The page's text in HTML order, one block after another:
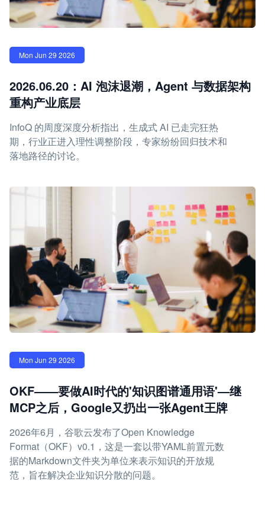
Mon Jun 29 2026
2026.06.20：AI 泡沫退潮，Agent 与数据架构
重构产业底层
InfoQ 的周度深度分析指出，生成式 AI 已走完狂热
期，行业正进入理性调整阶段，专家纷纷回归技术和
落地路径的讨论。
Mon Jun 29 2026
OKF——要做AI时代的'知识图谱通用语'—继
MCP之后，Google又扔出一张Agent王牌
2026年6月，谷歌云发布了Open Knowledge
Format（OKF）v0.1，这是一套以带YAML前置元数
据的Markdown文件夹为单位来表示知识的开放规
范，旨在解决企业知识分散的问题。